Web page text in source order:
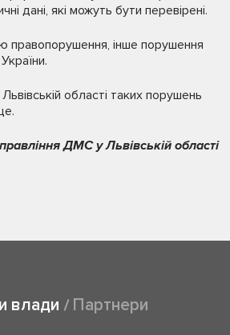
дані, які можуть бути перевірені.
правопорушення, інше порушення
області таких порушень
ДМС у Львівській області
влади Партнери